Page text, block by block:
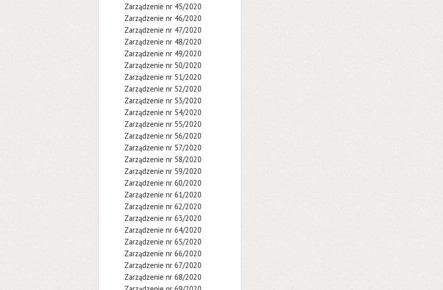
Zarządzenie nr 45/2020
Zarządzenie nr 46/2020
Zarządzenie nr 47/2020
Zarządzenie nr 48/2020
Zarządzenie nr 49/2020
Zarządzenie nr 50/2020
Zarządzenie nr 51/2020
Zarządzenie nr 52/2020
Zarządzenie nr 53/2020
Zarządzenie nr 54/2020
Zarządzenie nr 55/2020
Zarządzenie nr 56/2020
Zarządzenie nr 57/2020
Zarządzenie nr 58/2020
Zarządzenie nr 59/2020
Zarządzenie nr 60/2020
Zarządzenie nr 61/2020
Zarządzenie nr 62/2020
Zarządzenie nr 63/2020
Zarządzenie nr 64/2020
Zarządzenie nr 65/2020
Zarządzenie nr 66/2020
Zarządzenie nr 67/2020
Zarządzenie nr 68/2020